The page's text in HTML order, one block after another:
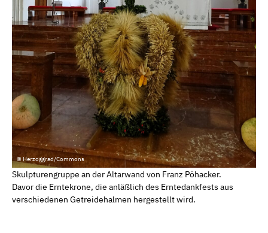
© Herzoggrad/Commons
Skulpturengruppe an der Altarwand von Franz Pöhacker.
Davor die Erntekrone, die anläßlich des Erntedankfests aus
verschiedenen Getreidehalmen hergestellt wird.